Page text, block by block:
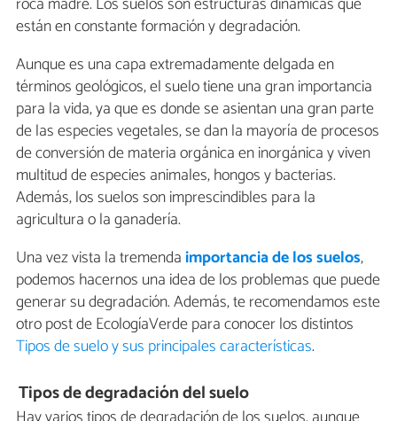
están en constante formación y degradación.
Aunque es una capa extremadamente delgada en
términos geológicos, el suelo tiene una gran importancia
para la vida, ya que es donde se asientan una gran parte
de las especies vegetales, se dan la mayoría de procesos
de conversión de materia orgánica en inorgánica y viven
multitud de especies animales, hongos y bacterias.
Además, los suelos son imprescindibles para la
agricultura o la ganadería.
Una vez vista la tremendaimportancia de los suelos,
podemos hacernos una idea de los problemas que puede
generar su degradación. Además, te recomendamos este
otro post de EcologíaVerde para conocer los distintos
Tipos de suelo y sus principales características.
Tipos de degradación del suelo